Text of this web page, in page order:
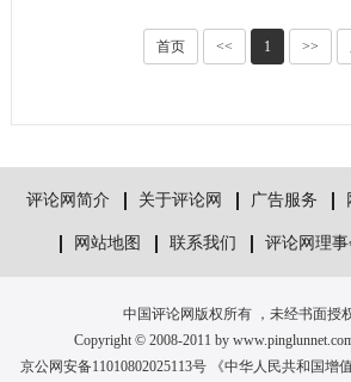
首页 << 1 >>
评论网简介 关于评论网 广告服务
网站地图 联系我们 评论网理事
中国评论网版权所有 ，未经书面授
Copyright © 2008-2011 by
京公网安备11010802025113号 《中华人民共和国增